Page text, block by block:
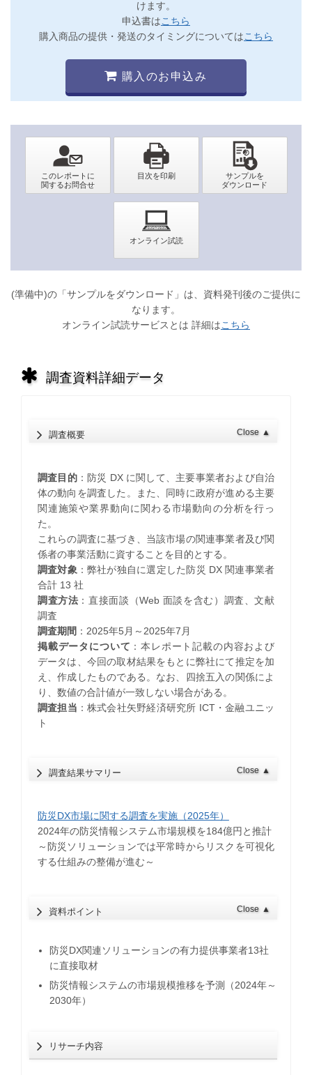
けます。
申込書はこちら
購入商品の提供・発送のタイミングについてはこちら
購入のお申込み
(準備中)の「サンプルをダウンロード」は、資料発刊後のご提供に
なります。
オンライン試読サービスとは 詳細はこちら
調査資料詳細データ
調査概要 Close ▲
調査目的：防災 DX に関して、主要事業者および自治
体の動向を調査した。また、同時に政府が進める主要
関連施策や業界動向に関わる市場動向の分析を行っ
た。
これらの調査に基づき、当該市場の関連事業者及び関
係者の事業活動に資することを目的とする。
調査対象 ：弊社が独自に選定した防災 DX 関連事業者
合計 13 社
調査方法 ：直接面談（Web 面談を含む）調査、文献
調査
調査期間 ：2025年5月～2025年7月
掲載データについて ：本レポート記載の内容および
データは、今回の取材結果をもとに弊社にて推定を加
え、作成したものである。なお、四捨五入の関係によ
り、数値の合計値が一致しない場合がある。
調査担当 ：株式会社矢野経済研究所 ICT・金融ユニッ
ト
調査結果サマリー Close ▲
防災DX市場に関する調査を実施（2025年）
2024年の防災情報システム市場規模を184億円と推計
～防災ソリューションでは平常時からリスクを可視化
する仕組みの整備が進む～
資料ポイント Close ▲
防災DX関連ソリューションの有力提供事業者13社
に直接取材
防災情報システムの市場規模推移を予測（2024年～
2030年）
リサーチ内容